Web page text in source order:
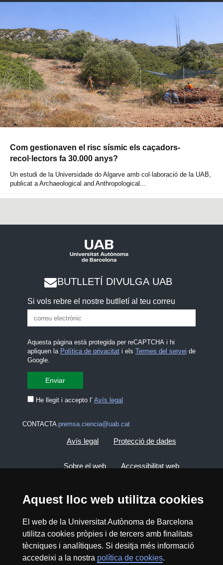
Aquest lloc web utilitza cookies
El web de la Universitat Autònoma de Barcelona
utilitza cookies pròpies i de tercers amb finalitats
tècniques i analítiques. Si desitja més informació
accedeixi a la nostra política de cookies.
Com gestionaven el risc sísmic els caçadors-
recol·lectors fa 30.000 anys?
Un estudi de la Universidade do Algarve amb col·laboració de la UAB,
publicat a Archaeological and Anthropological...
BUTLLETÍ DIVULGA UAB
Si vols rebre el nostre butlletí al teu correu
Aquesta pàgina està protegida per reCAPTCHA i hi
apliquen la Política de privacitati els Termes del servei de
Google.
He llegit i accepto l' Avís legal
CONTACTA premsa.ciencia@uab.cat
Avís legal Protecció de dades
Sobre el web Accessibilitat web
2026 Divulga UAB - Creative Commons
Reconeixement - No Comercial (CC BY NC) -
ISSN: 2014-6388
View low-bandwidth version